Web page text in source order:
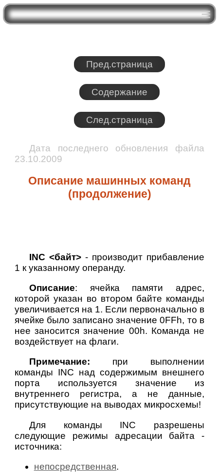
Пред.страница
Содержание
След.страница
Дата последнего обновления файла
23.10.2009
Описание машинных команд
(продолжение)
INC <байт>- производит прибавление
1 к указанному операнду.
Описание: ячейка памяти адрес,
которой указан во втором байте команды
увеличивается на 1. Если первоначально в
ячейке было записано значение 0FFh, то в
нее заносится значение 00h. Команда не
воздействует на флаги.
Примечание: при выполнении
команды INC над содержимым внешнего
порта используется значение из
внутреннего регистра, а не данные,
присутствующие на выводах микросхемы!
Для команды INC разрешены
следующие режимы адресации байта -
источника:
непосредственная.